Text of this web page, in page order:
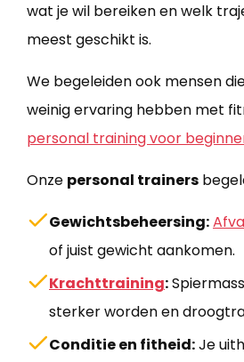
wat je wil bereiken en welk
meest geschikt is.
We begeleiden ook mensen
weinig ervaring hebben met
personal training voor
Onze personal trainers
Gewichtsbeheersing:
of juist gewicht aankomen.
Krachttraining:
sterker worden en
Conditie en fitheid:Je